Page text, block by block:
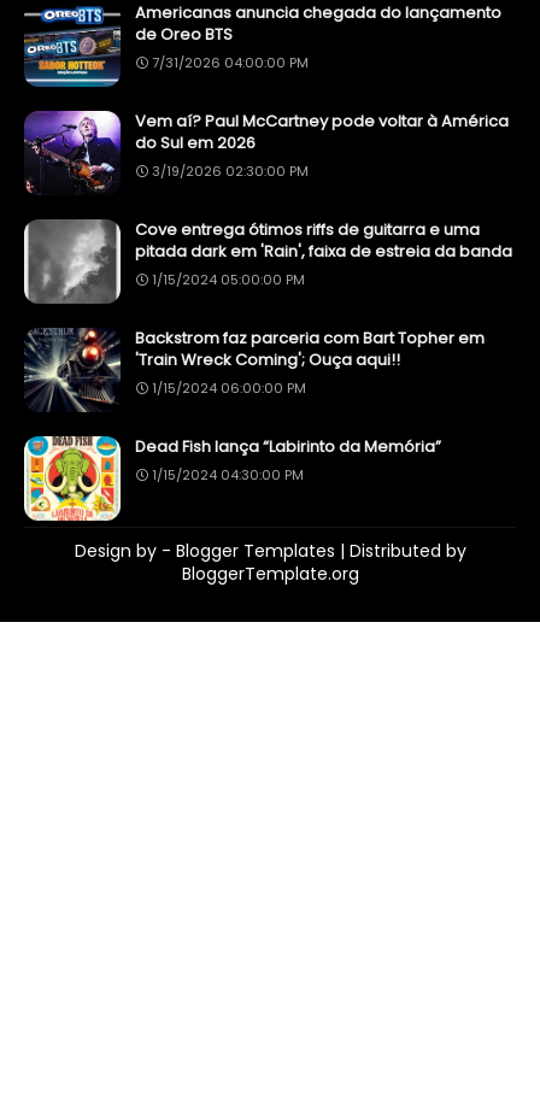
Americanas anuncia chegada do lançamento
de Oreo BTS
7/31/2026 04:00:00 PM
Vem aí? Paul McCartney pode voltar à América
do Sul em 2026
3/19/2026 02:30:00 PM
Cove entrega ótimos riffs de guitarra e uma
pitada dark em 'Rain', faixa de estreia da banda
1/15/2024 05:00:00 PM
Backstrom faz parceria com Bart Topher em
'Train Wreck Coming'; Ouça aqui!!
1/15/2024 06:00:00 PM
Dead Fish lança “Labirinto da Memória”
1/15/2024 04:30:00 PM
Design by - Blogger Templates | Distributed by
BloggerTemplate.org